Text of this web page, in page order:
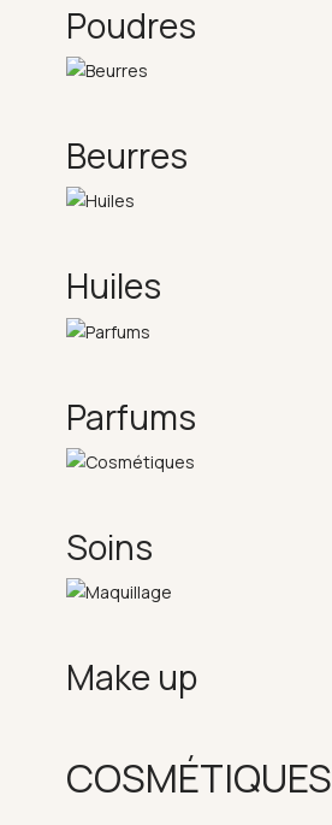
Poudres
Beurres
Huiles
Parfums
Soins
Make up
COSMÉTIQUES